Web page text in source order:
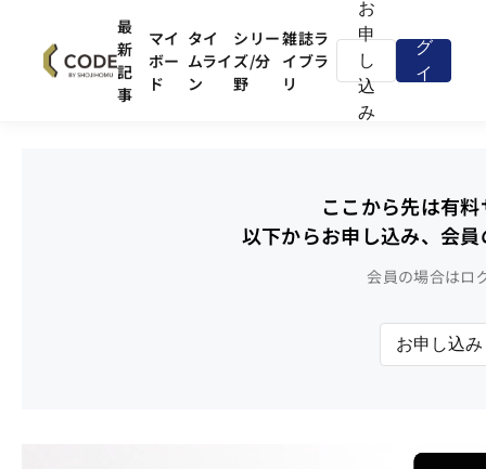
最
新
記
事
マイ
ボー
ド
タイ
ムライ
ン
シリー
ズ/分
野
雑誌ラ
イブラ
リ
お
申
し
込
み
グ
イ
ここから先は有
以下からお申し込み、会
会員の場合はロ
お申し込み